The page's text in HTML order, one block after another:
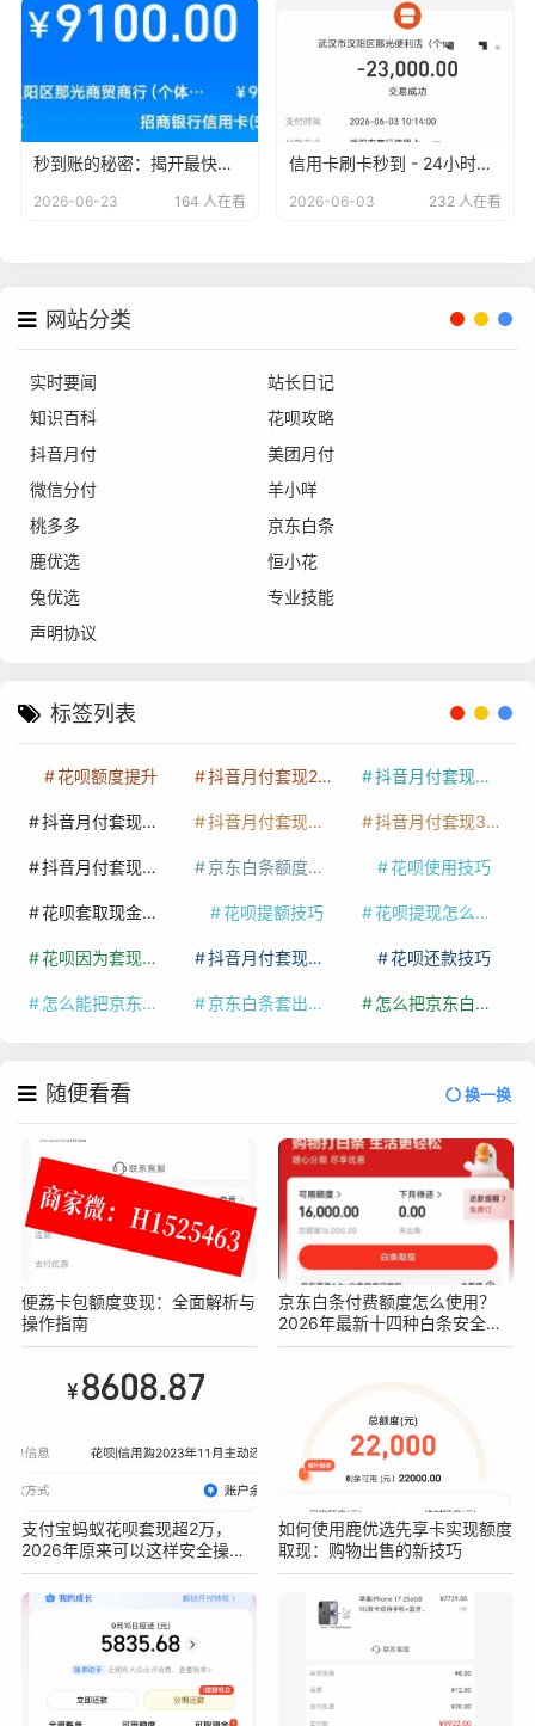
秒到账的秘密：揭开最快到账信用卡商户的神秘面纱
2026-06-23 164 人在看
信用卡刷卡秒到 - 24小时无忧服务，安全便捷的支付新体验
2026-06-03 232 人在看
网站分类
实时要闻
站长日记
知识百科
花呗攻略
抖音月付
美团月付
微信分付
羊小咩
桃多多
京东白条
鹿优选
恒小花
兔优选
专业技能
声明协议
标签列表
花呗额度提升 抖音月付套现24小时接单 抖音月付套现怎么套
抖音月付套现多少手续费 抖音月付套现商家有哪些 抖音月付套现30秒技巧
抖音月付套现最新方法 京东白条额度提升 花呗使用技巧
花呗套取现金最佳方法 花呗提额技巧 花呗提现怎么操作
花呗因为套现被限额了这种情况要多久才会好 抖音月付套现秒回100起 花呗还款技巧
怎么能把京东白条额度钱套出来 京东白条套出来手续费多少 怎么把京东白条的钱取出来
随便看看 换一换
便荔卡包额度变现：全面解析与
操作指南
京东白条付费额度怎么使用？
2026年最新十四种白条安全操
作方法
支付宝蚂蚁花呗套现超2万，
2026年原来可以这样安全操作
不被查！真实亲测方法分享
如何使用鹿优选先享卡实现额度
取现：购物出售的新技巧